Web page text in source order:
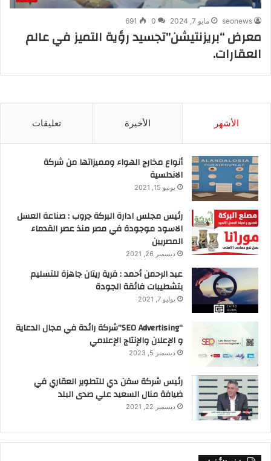
seonews مايو 7, 2024 0
691
معرض “بريزنتيشن”تجسيد رؤية التميز في عالم
العقارات.
الأشهر الأخيرة تعليقات
أنواع مخارج الهواء ومميزاتها من شركة
الاندلسية
يونيو 15, 2021
رئيس مجلس ادارة البركة جروب : صناعة العسل
الاسود موجودة في مصر منذ عصر القدماء
المصريين
ديسمبر 26, 2021
عبد الرحمن أحمد : قرية ريتان جاهزة للتسليم
بتشطيبات فائقة الجودة
يوليو 7, 2021
“SEO Advertising”شركة رائدة في مجال الدعاية
و الإعلان والإنتاج الإعلامي
ديسمبر 5, 2023
رئيس شركة سفن دي للتطوير العقاري في
ضيافة منال السعيد علي صدى البلد
ديسمبر 22, 2021